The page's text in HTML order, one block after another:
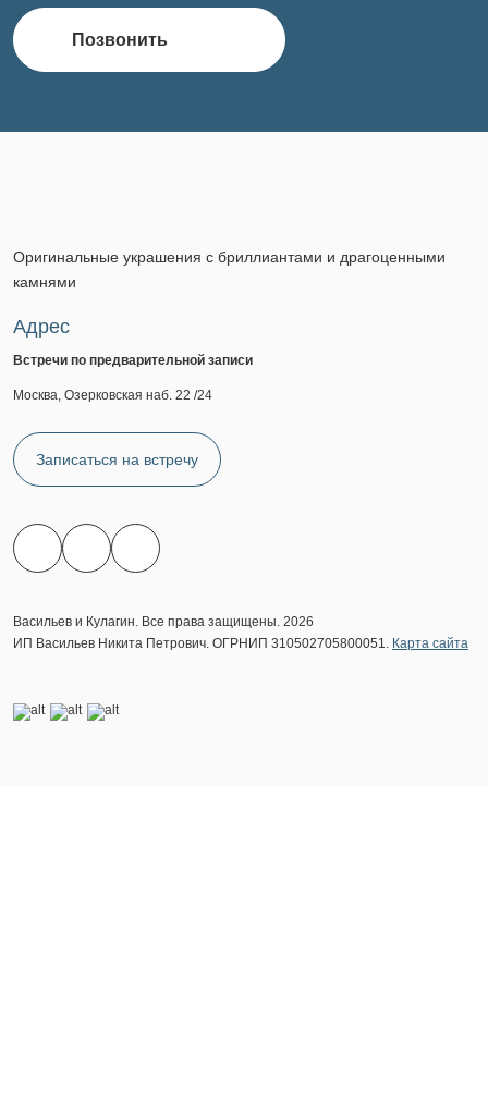
Позвонить
Оригинальные украшения с бриллиантами и драгоценными
камнями
Адрес
Встречи по предварительной записи
Москва, Озерковская наб. 22 /24
Записаться на встречу
Васильев и Кулагин. Все права защищены. 2026
ИП Васильев Никита Петрович. ОГРНИП 310502705800051. Карта сайта